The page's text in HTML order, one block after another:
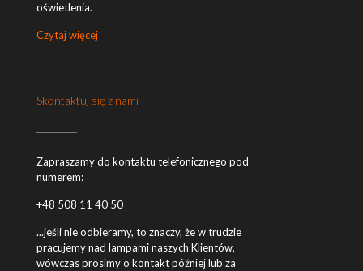
oświetlenia.
Czytaj więcej
Skontaktuj się z nami
Zapraszamy do kontaktu telefonicznego pod
numerem:
+48 508 11 40 50
...jeśli nie odbieramy, to znaczy, że w trudzie
pracujemy nad lampami naszych Klientów,
wówczas prosimy o kontakt później lub za